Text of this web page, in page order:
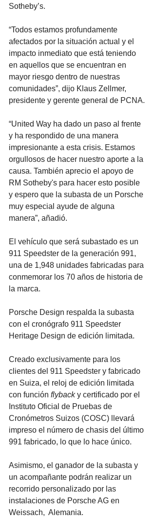
Sotheby’s.
“Todos estamos profundamente
afectados por la situación actual y el
impacto inmediato que está teniendo
en aquellos que se encuentran en
mayor riesgo dentro de nuestras
comunidades”, dijo Klaus Zellmer,
presidente y gerente general de PCNA.
“United Way ha dado un paso al frente
y ha respondido de una manera
impresionante a esta crisis. Estamos
orgullosos de hacer nuestro aporte a la
causa. También aprecio el apoyo de
RM Sotheby's para hacer esto posible
y espero que la subasta de un Porsche
muy especial ayude de alguna
manera”, añadió.
El vehículo que será subastado es un
911 Speedster de la generación 991,
una de 1,948 unidades fabricadas para
conmemorar los 70 años de historia de
la marca.
Porsche Design respalda la subasta
con el cronógrafo 911 Speedster
Heritage Design de edición limitada.
Creado exclusivamente para los
clientes del 911 Speedster y fabricado
en Suiza, el reloj de edición limitada
con función flyback y certificado por el
Instituto Oficial de Pruebas de
Cronómetros Suizos (COSC) llevará
impreso el número de chasis del último
991 fabricado, lo que lo hace único.
Asimismo, el ganador de la subasta y
un acompañante podrán realizar un
recorrido personalizado por las
instalaciones de Porsche AG en
Weissach,  Alemania.